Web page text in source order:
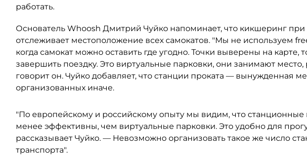
работать.
Основатель Whoosh Дмитрий Чуйко напоминает, что кикшеринг
отслеживает местоположение всех самокатов. "Мы не используем
когда самокат можно оставить где угодно. Точки выверены на карте,
завершить поездку. Это виртуальные парковки, они занимают место,
говорит он. Чуйко добавляет, что станции проката — вынужденная
организованных иначе.
"По европейскому и российскому опыту мы видим, что станционные
менее эффективны, чем виртуальные парковки. Это удобно для
рассказывает Чуйко. — Невозможно организовать такое же число
транспорта".